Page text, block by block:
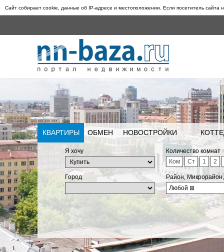
Сайт собирает cookie, данные об IP-адресе и местоположении. Если посетитель сайта
КВАРТИРЫ ОБМЕН НОВОСТРОЙКИ
Я хочу
Количество комнат
Ком
Ст 1 2
Город
Район,
Любой ⊞